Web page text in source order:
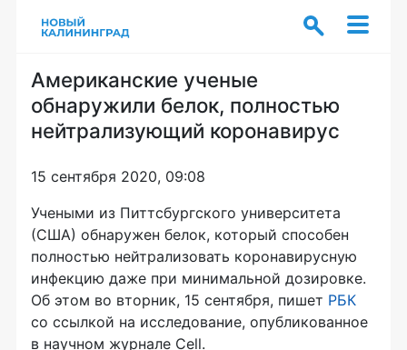
Американские ученые
обнаружили белок, полностью
нейтрализующий коронавирус
15 сентября 2020, 09:08
Учеными из Питтсбургского университета
(США) обнаружен белок, который способен
полностью нейтрализовать коронавирусную
инфекцию даже при минимальной дозировке.
Об этом во вторник, 15 сентября, пишет РБК
со ссылкой на исследование, опубликованное
в научном журнале Cell.